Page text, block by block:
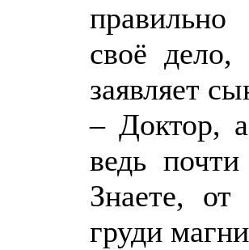
правильно
своё
заявляет
– Доктор,
ведь
Знаете,
груди